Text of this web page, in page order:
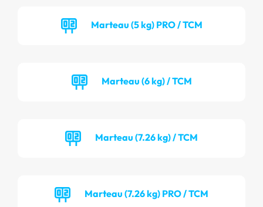
Marteau (5 kg) PRO / TCM
Marteau (6 kg) / TCM
Marteau (7.26 kg) / TCM
Marteau (7.26 kg) PRO / TCM